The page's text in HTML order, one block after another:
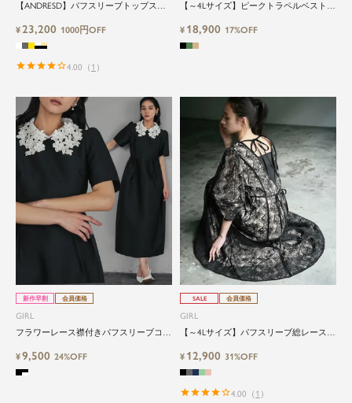
【ANDRESD】パフスリーブトップス＆
ィードレス
¥23,200 1000円OFF
4.00 （ 1 ）
【～4Lサイズ】ピークトラペルベスト＆
ビスチェ風ロンパースオールインワン3
点セットパーティードレス
¥ 18,900 17%OFF
新作早割 会員価格
GIRL
フラワーレース襟付きパフスリーブコク
¥9,500 24%OFF
SALE 会員価格
GIRL
【～4Lサイズ】パフスリーブ総レースロ
¥ 12,900 31%OFF
4.00 （ 1 ）